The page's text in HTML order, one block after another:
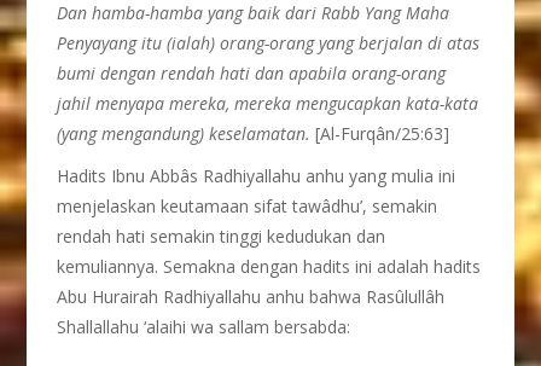
Dan hamba-hamba yang baik dari Rabb Yang Maha
Penyayang itu (ialah) orang-orang yang berjalan di atas
bumi dengan rendah hati dan apabila orang-orang
jahil menyapa mereka, mereka mengucapkan kata-kata
(yang mengandung) keselamatan. [Al-Furqân/25:63]
Hadits Ibnu Abbâs Radhiyallahu anhu yang mulia ini
menjelaskan keutamaan sifat tawâdhu’, semakin
rendah hati semakin tinggi kedudukan dan
kemuliannya. Semakna dengan hadits ini adalah hadits
Abu Hurairah Radhiyallahu anhu bahwa Rasûlullâh
Shallallahu ‘alaihi wa sallam bersabda: